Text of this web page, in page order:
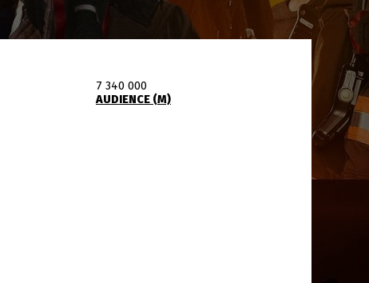
7 340 000
AUDIENCE (M)